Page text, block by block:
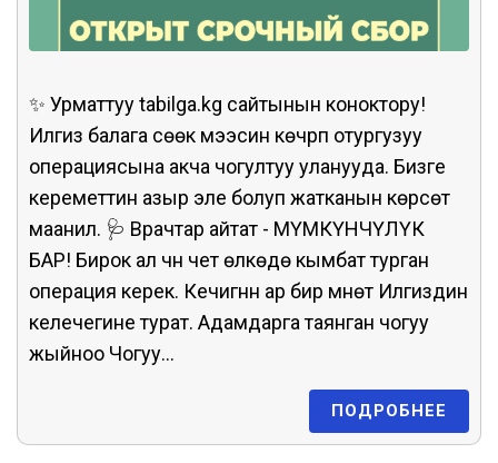
✨ Урматтуу tabilga.kg сайтынын коноктору!
Илгиз балага сөөк мээсин көчүрүп отургузуу
операциясына акча чогултуу уланууда. Бизге
кереметтин азыр эле болуп жатканын көрсөтүү
маанилүү. 🩺 Врачтар айтат - МҮМКҮНЧҮЛҮК
БАР! Бирок ал үчүн чет өлкөдө кымбат турган
операция керек. Кечигүүнүн ар бир мүнөтү Илгиздин
келечегине турат. Адамдарга таянган чогуу
жыйноо Чогуу...
ПОДРОБНЕЕ